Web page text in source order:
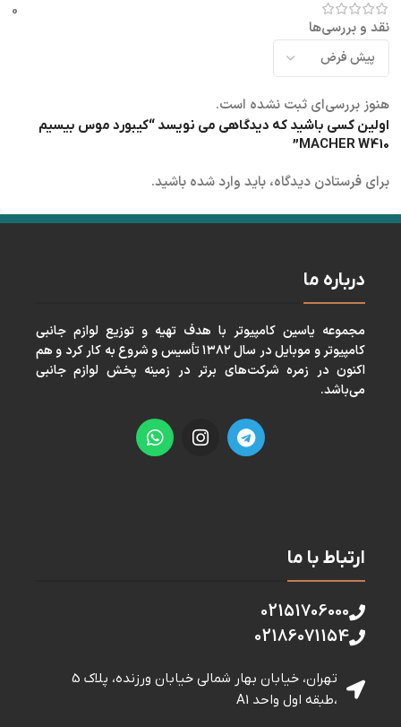
0
نقد و بررسی‌ها
هنوز بررسی‌ای ثبت نشده است.
اولین کسی باشید که دیدگاهی می نویسد “کیبورد موس بیسیم
MACHER W410”
برای فرستادن دیدگاه، باید وارد شده باشید.
درباره ما
مجموعه ياسين كامپيوتر با هدف تهيه و توزيع لوازم جانبی
كامپيوتر و موبايل در سال ١٣٨٢ تأسيس و شروع به كار كرد و هم
اكنون در زمره شركت‌های برتر در زمينه پخش لوازم جانبی
می‌باشد.
ارتباط با ما
02151706000
02186071154
تهران، خیابان بهار شمالی خيابان ورزنده، پلاک 5
،طبقه اول واحد A1